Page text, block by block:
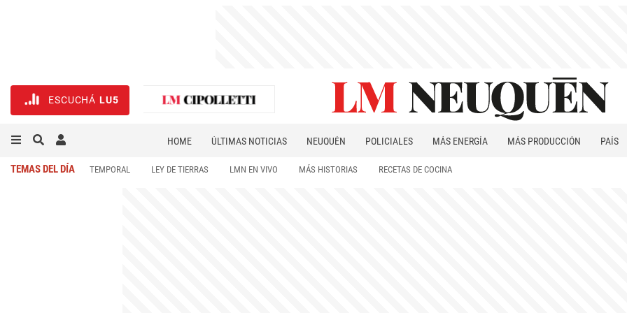
ESCUCHÁ LU5
HOME ÚLTIMAS NOTICIAS NEUQUÉN POLICIALES MÁS ENERGÍA MÁS PRODUCCIÓN
PAÍS
TEMAS DEL DÍA TEMPORAL LEY DE TIERRAS LMN EN VIVO MÁS HISTORIAS RECETAS DE COCINA